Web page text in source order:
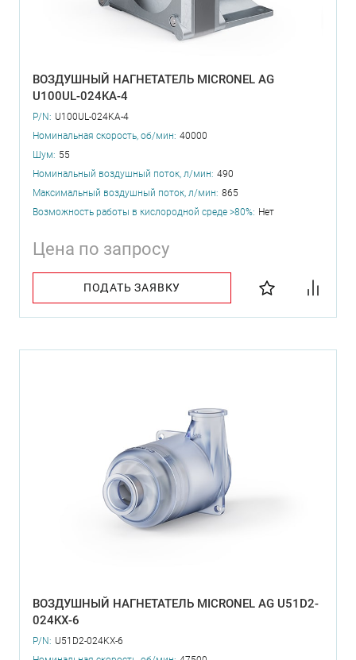
ВОЗДУШНЫЙ НАГНЕТАТЕЛЬ MICRONEL AG
U100UL-024KA-4
P/N: U100UL-024KA-4
Номинальная скорость, об/мин: 40000
Шум: 55
Номинальный воздушный поток, л/мин: 490
Максимальный воздушный поток, л/мин: 865
Возможность работы в кислородной среде >80%: Нет
Цена по запросу
ПОДАТЬ ЗАЯВКУ
ВОЗДУШНЫЙ НАГНЕТАТЕЛЬ MICRONEL AG U51D2-
024KX-6
P/N: U51D2-024KX-6